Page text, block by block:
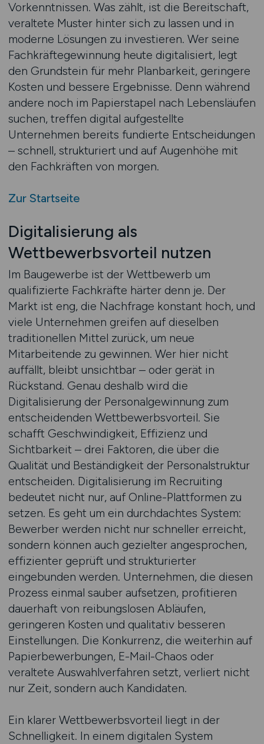
Vorkenntnissen. Was zählt, ist die Bereitschaft,
veraltete Muster hinter sich zu lassen und in
moderne Lösungen zu investieren. Wer seine
Fachkräftegewinnung heute digitalisiert, legt
den Grundstein für mehr Planbarkeit, geringere
Kosten und bessere Ergebnisse. Denn während
andere noch im Papierstapel nach Lebensläufen
suchen, treffen digital aufgestellte
Unternehmen bereits fundierte Entscheidungen
– schnell, strukturiert und auf Augenhöhe mit
den Fachkräften von morgen.
Zur Startseite
Digitalisierung als
Wettbewerbsvorteil nutzen
Im Baugewerbe ist der Wettbewerb um
qualifizierte Fachkräfte härter denn je. Der
Markt ist eng, die Nachfrage konstant hoch, und
viele Unternehmen greifen auf dieselben
traditionellen Mittel zurück, um neue
Mitarbeitende zu gewinnen. Wer hier nicht
auffällt, bleibt unsichtbar – oder gerät in
Rückstand. Genau deshalb wird die
Digitalisierung der Personalgewinnung zum
entscheidenden Wettbewerbsvorteil. Sie
schafft Geschwindigkeit, Effizienz und
Sichtbarkeit – drei Faktoren, die über die
Qualität und Beständigkeit der Personalstruktur
entscheiden. Digitalisierung im Recruiting
bedeutet nicht nur, auf Online-Plattformen zu
setzen. Es geht um ein durchdachtes System:
Bewerber werden nicht nur schneller erreicht,
sondern können auch gezielter angesprochen,
effizienter geprüft und strukturierter
eingebunden werden. Unternehmen, die diesen
Prozess einmal sauber aufsetzen, profitieren
dauerhaft von reibungslosen Abläufen,
geringeren Kosten und qualitativ besseren
Einstellungen. Die Konkurrenz, die weiterhin auf
Papierbewerbungen, E-Mail-Chaos oder
veraltete Auswahlverfahren setzt, verliert nicht
nur Zeit, sondern auch Kandidaten.
Ein klarer Wettbewerbsvorteil liegt in der
Schnelligkeit. In einem digitalen System